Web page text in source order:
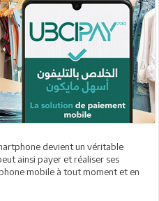
devient un véritable
ainsi payer et réaliser ses
mobile à tout moment et en